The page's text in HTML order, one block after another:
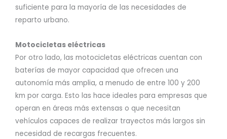
suficiente para la mayoría de las necesidades de
reparto urbano.
Motocicletas eléctricas
Por otro lado, las motocicletas eléctricas cuentan con
baterías de mayor capacidad que ofrecen una
autonomía más amplia, a menudo de entre 100 y 200
km por carga. Esto las hace ideales para empresas que
operan en áreas más extensas o que necesitan
vehículos capaces de realizar trayectos más largos sin
necesidad de recargas frecuentes.